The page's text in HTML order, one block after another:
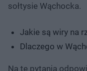
sołtysie Wąchocka.
Jakie są wiry na
Dlaczego w
Na te pytania